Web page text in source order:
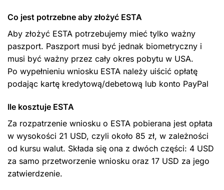
Co jest potrzebne aby złożyć ESTA
Aby złożyć ESTA potrzebujemy mieć tylko ważny
paszport. Paszport musi być jednak biometryczny i
musi być ważny przez cały okres pobytu w USA.
Po wypełnieniu wniosku ESTA należy uiścić opłatę
podając kartę kredytową/debetową lub konto PayPal
Ile kosztuje ESTA
Za rozpatrzenie wniosku o ESTA pobierana jest opłata
w wysokości 21 USD, czyli około 85 zł, w zależności
od kursu walut. Składa się ona z dwóch części: 4 USD
za samo przetworzenie wniosku oraz 17 USD za jego
zatwierdzenie.